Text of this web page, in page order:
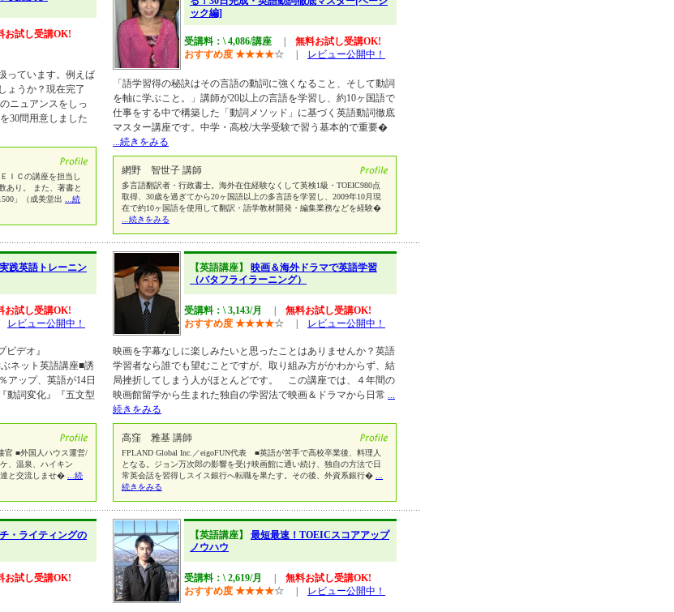
お試し受講OK!
っています。例えば
ょうか？現在完了
ニュアンスをしっ
30問用意しました
ＩＣの講座を担当し
あり。 また、著書と
」（成美堂出
...続
ック編]
受講料：\ 4,086/講座
無料お試し受講OK!
おすすめ度 ★★★★☆ レビュー公開中！
「語学習得の秘訣はその言語の動詞に強くなること、そして動詞
を軸に学ぶこと。」講師が20以上の言語を学習し、約10ヶ国語で
仕事をする中で構築した「動詞メソッド」に基づく英語動詞徹底
マスター講座です。中学・高校/大学受験で習う基本的で重要�
...続きをみる
網野 智世子 講師
多言語翻訳者・行政書士。海外在住経験なくして英検1級・TOEIC980点
取得、30歳を過ぎてから20ヶ国語以上の多言語を学習し、2009年10月現
在で約10ヶ国語を使用して翻訳・語学教材開発・編集業務などを経験�
...続きをみる
践英語トレーニン
お試し受講OK!
レビュー公開中！
デオ』
ネット英語講座■誘
アップ、英語が14日
動詞変化』『五文型
官 ■外国人ハウス運営/
、温泉、ハイキン
達と交流しませ�
...続
【英語講座】 映画＆海外ドラマで英語学習
（バタフライラーニング）
受講料：\ 3,143/月
無料お試し受講OK!
おすすめ度 ★★★★☆ レビュー公開中！
映画を字幕なしに楽しみたいと思ったことはありませんか？英語
学習者なら誰でも望むことですが、取り組み方がかわからず、結
局挫折してしまう人がほとんどです。 この講座では、４年間の
映画館留学から生まれた独自の学習法で映画＆ドラマから日常 ...
続きをみる
高窪 雅基 講師
FPLAND Global Inc.／eigoFUN代表 ■英語が苦手で高校卒業後、料理人
となる。ジョン万次郎の影響を受け映画館に通い続け、独自の方法で日
常英会話を習得しスイス銀行へ転職を果たす。その後、外資系銀行�
続きをみる
・ライティングの
お試し受講OK!
【英語講座】 最短最速！TOEICスコアアップ
ノウハウ
受講料：\ 2,619/月
無料お試し受講OK!
おすすめ度 ★★★★☆ レビュー公開中！